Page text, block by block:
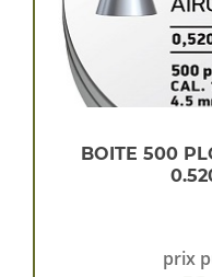
BOITE 500
prix